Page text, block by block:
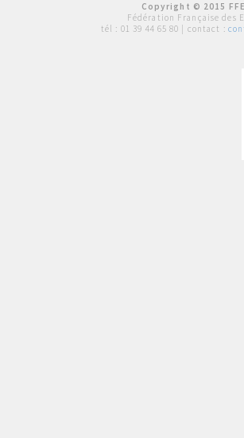
Copyright © 2015
Fédération Française des
tél : 01 39 44 65 80 | contact :